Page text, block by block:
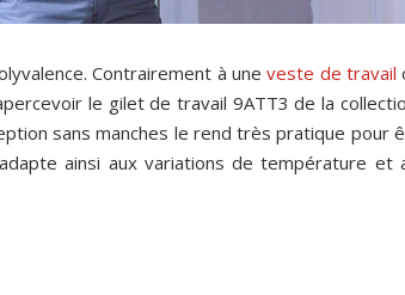
Contrairement à uneveste de travail
le gilet de travail 9ATT3 de la
sans manches le rend très pratique
ainsi aux variations de température et